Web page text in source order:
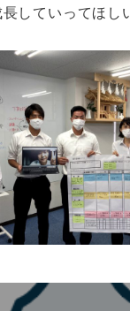
していってほし